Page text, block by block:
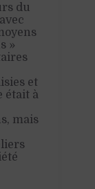
du
»
et
était à
mais